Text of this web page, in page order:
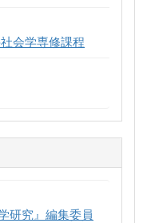
会学専修課程
研究』編集委員